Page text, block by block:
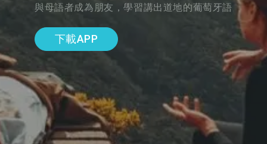
與母語者成為朋友，學習講出道地的葡萄牙語
下載APP